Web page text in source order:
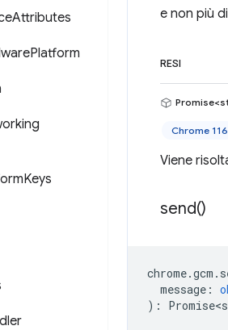
Attributes
Platform
Keys
e non più
RESI
Chrome
Viene
send()
chrome.gcm .
message :
) :